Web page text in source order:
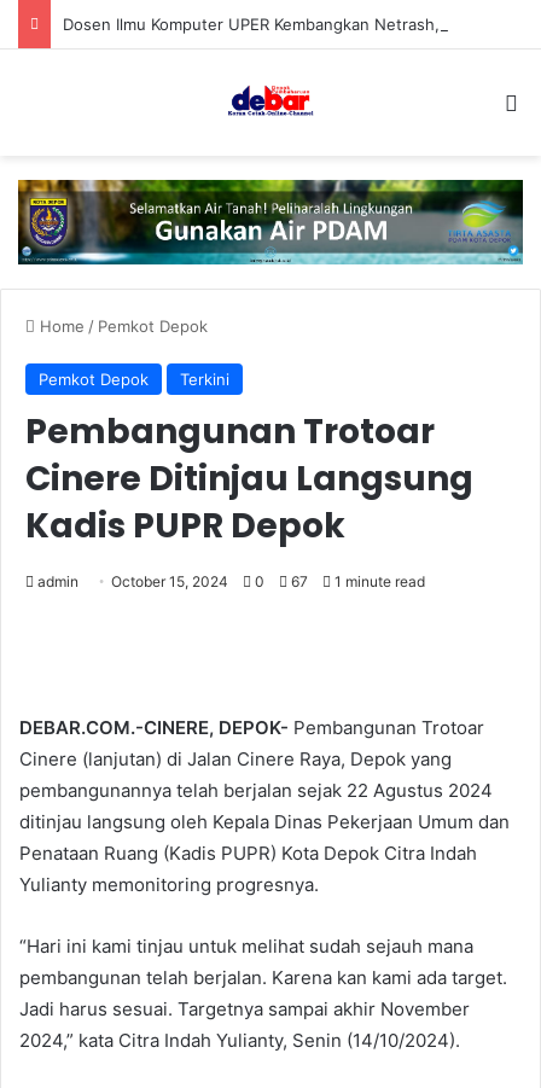
Home / Pemkot Depok
Pemkot Depok Terkini
Pembangunan Trotoar
Cinere Ditinjau Langsung
Kadis PUPR Depok
admin October 15, 2024 0 67 1 minute read
DEBAR.COM.-CINERE, DEPOK- Pembangunan Trotoar
Cinere (lanjutan) di Jalan Cinere Raya, Depok yang
pembangunannya telah berjalan sejak 22 Agustus 2024
ditinjau langsung oleh Kepala Dinas Pekerjaan Umum dan
Penataan Ruang (Kadis PUPR) Kota Depok Citra Indah
Yulianty memonitoring progresnya.
“Hari ini kami tinjau untuk melihat sudah sejauh mana
pembangunan telah berjalan. Karena kan kami ada target.
Jadi harus sesuai. Targetnya sampai akhir November
2024,” kata Citra Indah Yulianty, Senin (14/10/2024).